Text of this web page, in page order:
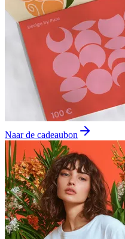
Naar de cadeaubon